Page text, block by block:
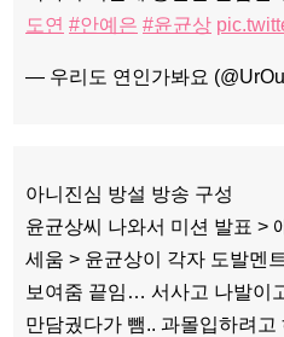
도연 #안예은 #윤균상
— 우리도 연인가봐요
아니진심 방설 방송 구성
윤균상씨 나와서 미션 발표 >
세움 > 윤균상이 각자 도발멘
보여줌 끝임… 서사고 나발이
만담궜다가 뺌.. 과몰입하려고